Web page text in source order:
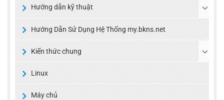
Hướng dẫn kỹ thuật
Hướng Dẫn Sử Dụng Hệ Thống my.bkns.net
Kiến thức chung
Linux
Máy chủ